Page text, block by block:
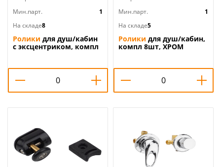
Мин.парт.
1
На складе8
Ролики для душ/кабин
с эксцентриком, компл
Мин.парт.
1
На складе5
Ролики для душ/кабин,
компл 8шт, ХРОМ